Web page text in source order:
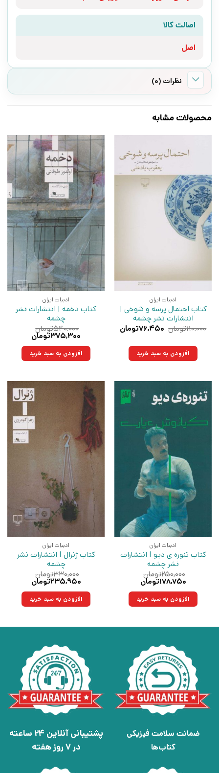
اصالت کالا
اصل
نظرات (0)
محصولات مشابه
ادبیات ایران
کتاب احتمال پرسه و شوخی |
انتشارات نشر چشمه
۱۱۰,۰۰۰تومان قیمت
بود.
۷۶,۴۵۰تومان
افزودن به سبد خرید
ادبیات ایران
کتاب دخمه | انتشارات نشر
چشمه
۵۴۰,۰۰۰تومان
قیمت
۵۴۰,۰۰۰تومان
بود.
۳۷۵,۳۰۰تومان
۳۷۵,۳۰۰تومان.افزودن به سبد خرید
ادبیات ایران
کتاب تنوره ی دیو | انتشارات
نشر چشمه
۲۵۰,۰۰۰تومان
قیمت
۲۵۰,۰۰۰تومان
بود.
۱۷۸,۷۵۰تومان
۱۷۸,۷۵۰تومان.افزودن به سبد خرید
ادبیات ایران
کتاب ژنرال | انتشارات نشر
چشمه
۳۳۰,۰۰۰تومان
قیمت
۳۳۰,۰۰۰تومان
بود.
۲۳۵,۹۵۰تومان
۲۳۵,۹۵۰تومان.افزودن به سبد خرید
ضمانت سلامت فیزیکی
کتاب‌ها
پشتیبانی آنلاین 24 ساعته
در 7 روز هفته